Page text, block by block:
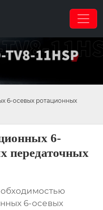
6-осевых ротационных
6-
передаточных
6-осевых